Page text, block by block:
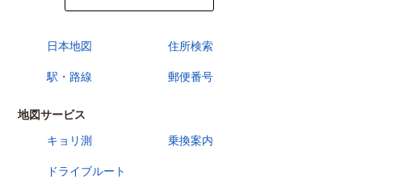
日本地図 住所検索
駅・路線 郵便番号
地図サービス
キョリ測
乗換案内
ドライブルート